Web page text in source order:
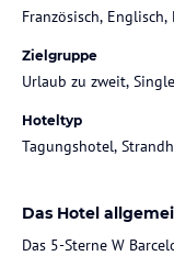
Französisch, Englisch,
Zielgruppe
Urlaub zu zweit,
Hoteltyp
Tagungshotel,
Das Hotel
Das 5-Sterne W